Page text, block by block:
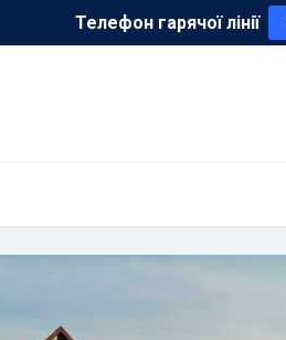
Телефон гарячої лінії